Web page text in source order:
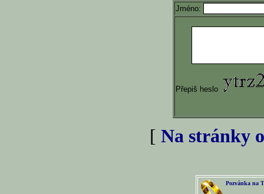
Jméno:
Přepiš heslo
[ Na stránky
Pozvánka na